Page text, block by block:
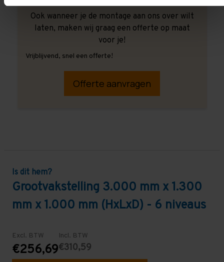
Ook wanneer je de montage aan ons over wilt
laten, maken wij graag een offerte op maat
voor je!
Vrijblijvend, snel een offerte!
Offerte aanvragen
Is dit hem?
Grootvakstelling 3.000 mm x 1.300
mm x 1.000 mm (HxLxD) - 6 niveaus
Excl. BTW
€256,69
Incl. BTW
€310,59